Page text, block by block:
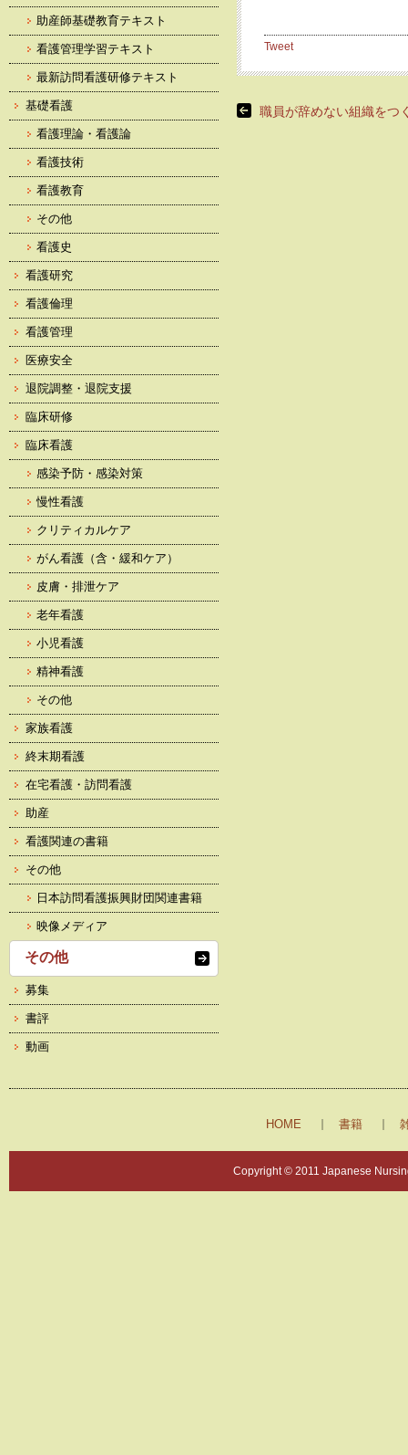
Tweet
職員が辞めない組織をつ
助産師基礎教育テキスト
看護管理学習テキスト
最新訪問看護研修テキスト
基礎看護
看護理論・看護論
看護技術
看護教育
その他
看護史
看護研究
看護倫理
看護管理
医療安全
退院調整・退院支援
臨床研修
臨床看護
感染予防・感染対策
慢性看護
クリティカルケア
がん看護（含・緩和ケア）
皮膚・排泄ケア
老年看護
小児看護
精神看護
その他
家族看護
終末期看護
在宅看護・訪問看護
助産
看護関連の書籍
その他
日本訪問看護振興財団関連書籍
映像メディア
その他
募集
書評
動画
HOME 書籍
Copyright © 2011 Japanese